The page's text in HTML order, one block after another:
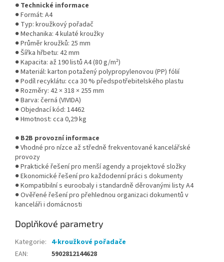
● Technické informace
● Formát: A4
● Typ: kroužkový pořadač
● Mechanika: 4 kulaté kroužky
● Průměr kroužků: 25 mm
● Šířka hřbetu: 42 mm
● Kapacita: až 190 listů A4 (80 g/m²)
● Materiál: karton potažený polypropylenovou (PP) fólií
● Podíl recyklátu: cca 30 % předspotřebitelského plastu
● Rozměry: 42 × 318 × 255 mm
● Barva: černá (VIVIDA)
● Objednací kód: 14462
● Hmotnost: cca 0,29 kg
● B2B provozní informace
● Vhodné pro nízce až středně frekventované kancelářské
provozy
● Praktické řešení pro menší agendy a projektové složky
● Ekonomické řešení pro každodenní práci s dokumenty
● Kompatibilní s euroobaly i standardně děrovanými listy A4
● Ověřené řešení pro přehlednou organizaci dokumentů v
kanceláři i domácnosti
Doplňkové parametry
Kategorie: 4-kroužkové pořadače
EAN: 5902812144628